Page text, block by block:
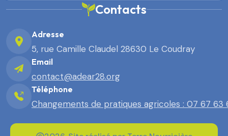
Contacts
Adresse
5, rue Camille Claudel 28630 Le Coudray
Email
contact@adear28.org
Téléphone
Changements de pratiques agricoles : 07 67 63